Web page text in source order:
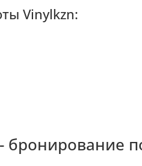
Vinylkzn:
- бронирование